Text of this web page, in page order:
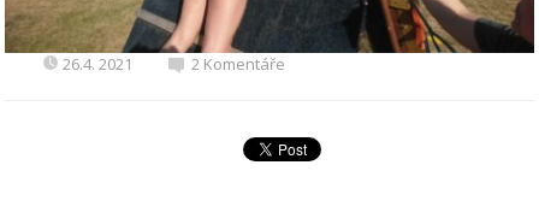
26.4. 2021 2 Komentáře